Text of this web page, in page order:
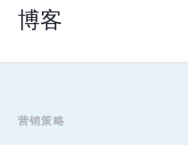
博客
营销策略